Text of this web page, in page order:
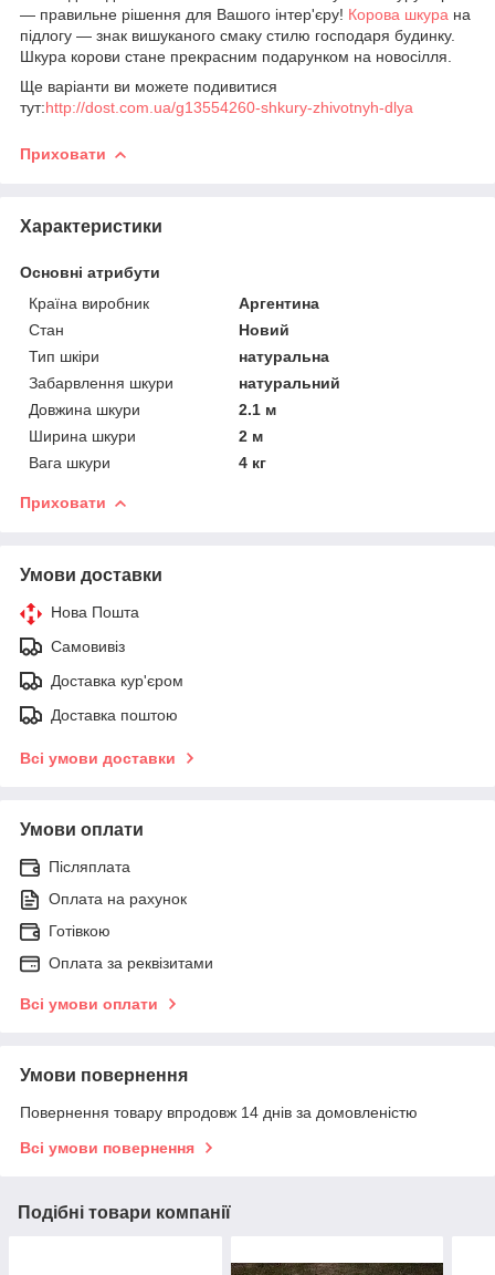
— правильне рішення для Вашого інтер'єру! Корова шкура на
підлогу — знак вишуканого смаку стилю господаря будинку.
Шкура корови стане прекрасним подарунком на новосілля.
Ще варіанти ви можете подивитися
тут:http://dost.com.ua/g13554260-shkury-zhivotnyh-dlya
Приховати
Характеристики
Основні атрибути
Країна виробник
Аргентина
Стан
Новий
Тип шкіри
натуральна
Забарвлення шкури
натуральний
Довжина шкури
2.1 м
Ширина шкури
2 м
Вага шкури
4 кг
Приховати
Умови доставки
Нова Пошта
Самовивіз
Доставка кур'єром
Доставка поштою
Всі умови доставки
Умови оплати
Післяплата
Оплата на рахунок
Готівкою
Оплата за реквізитами
Всі умови оплати
Умови повернення
Повернення товару впродовж 14 днів за домовленістю
Всі умови повернення
Подібні товари компанії